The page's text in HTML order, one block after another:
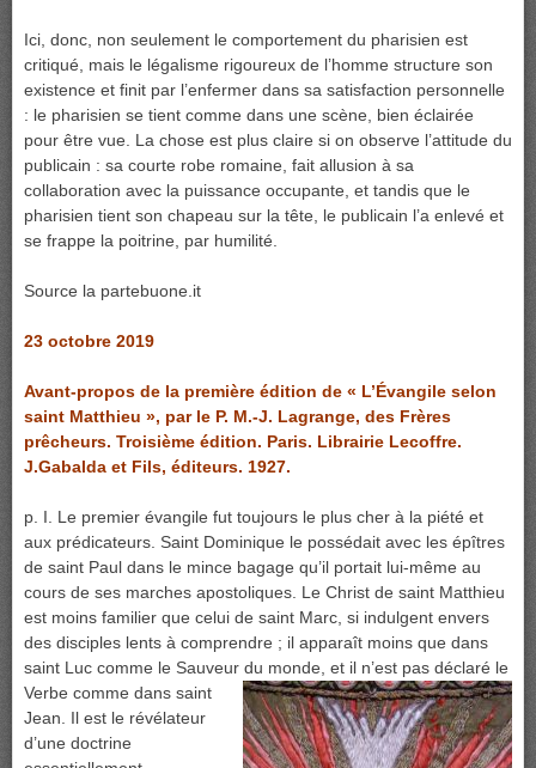
Ici, donc, non seulement le comportement du pharisien est
critiqué, mais le légalisme rigoureux de l’homme structure son
existence et finit par l’enfermer dans sa satisfaction personnelle
: le pharisien se tient comme dans une scène, bien éclairée
pour être vue. La chose est plus claire si on observe l’attitude du
publicain : sa courte robe romaine, fait allusion à sa
collaboration avec la puissance occupante, et tandis que le
pharisien tient son chapeau sur la tête, le publicain l’a enlevé et
se frappe la poitrine, par humilité.
Source la partebuone.it
23 octobre 2019
Avant-propos de la première édition de « L’Évangile selon
saint Matthieu », par le P. M.-J. Lagrange, des Frères
prêcheurs. Troisième édition. Paris. Librairie Lecoffre.
J.Gabalda et Fils, éditeurs. 1927.
p. I. Le premier évangile fut toujours le plus cher à la piété et
aux prédicateurs. Saint Dominique le possédait avec les épîtres
de saint Paul dans le mince bagage qu’il portait lui-même au
cours de ses marches apostoliques. Le Christ de saint Matthieu
est moins familier que celui de saint Marc, si indulgent envers
des disciples lents à comprendre ; il apparaît moins que dans
saint Luc comme le Sauveur du monde, et il n’est pas déclaré le
Verbe comme dans saint
Jean. Il est le révélateur
d’une doctrine